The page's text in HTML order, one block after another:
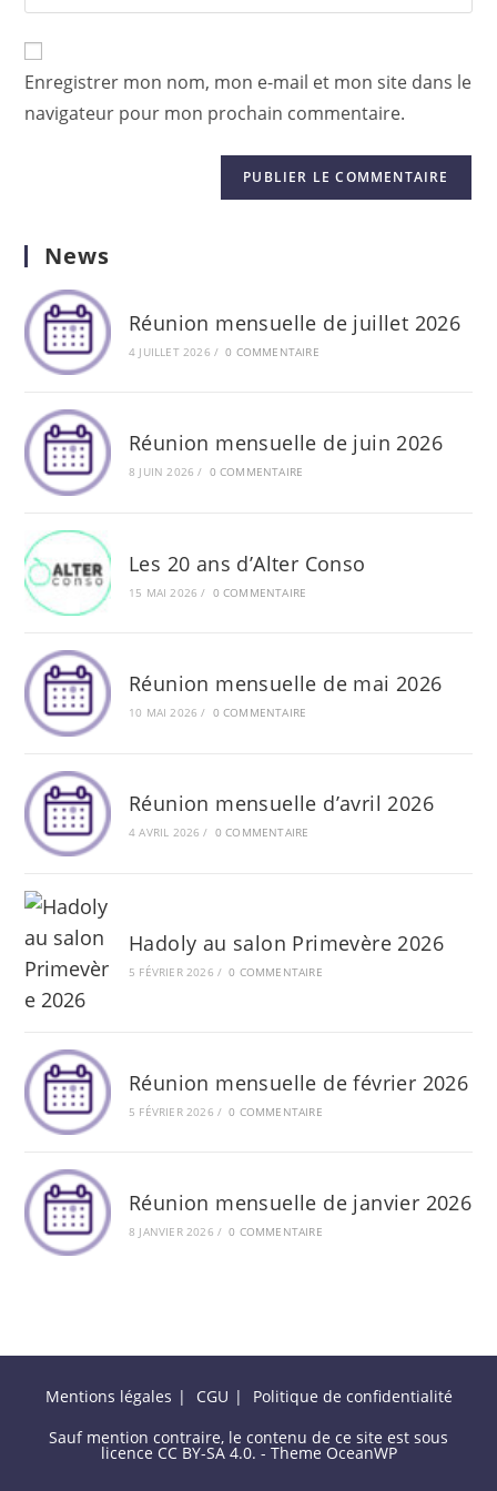
comment
comment
l’URL
de
votre
site
(facultatif)
Enregistrer mon nom, mon e-mail et mon site dans le
navigateur pour mon prochain commentaire.
News
Réunion mensuelle de juillet 2026
4 JUILLET 2026 / 0 COMMENTAIRE
Réunion mensuelle de juin 2026
8 JUIN 2026 / 0 COMMENTAIRE
Les 20 ans d’Alter Conso
15 MAI 2026 / 0 COMMENTAIRE
Réunion mensuelle de mai 2026
10 MAI 2026 / 0 COMMENTAIRE
Réunion mensuelle d’avril 2026
4 AVRIL 2026 / 0 COMMENTAIRE
Hadoly au salon Primevère 2026
5 FÉVRIER 2026 / 0 COMMENTAIRE
Réunion mensuelle de février 2026
5 FÉVRIER 2026 / 0 COMMENTAIRE
Réunion mensuelle de janvier 2026
8 JANVIER 2026 / 0 COMMENTAIRE
Mentions légales CGU
Politique de confidentialité
Sauf mention contraire, le contenu de ce site est sous
licence CC BY-SA 4.0. - Theme OceanWP